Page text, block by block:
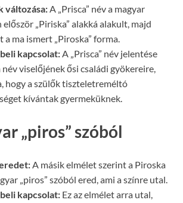
változása: A „Prisca” név a magyar
először „Piriska” alakká alakult, majd
ma ismert „Piroska” forma.
kapcsolat: A „Prisca” név jelentése
viselőjének ősi családi gyökereire,
hogy a szülők tiszteletreméltó
kívántak gyermeküknek.
„piros” szóból
A másik elmélet szerint a Piroska
„piros” szóból ered, ami a színre utal.
kapcsolat: Ez az elmélet arra utal,